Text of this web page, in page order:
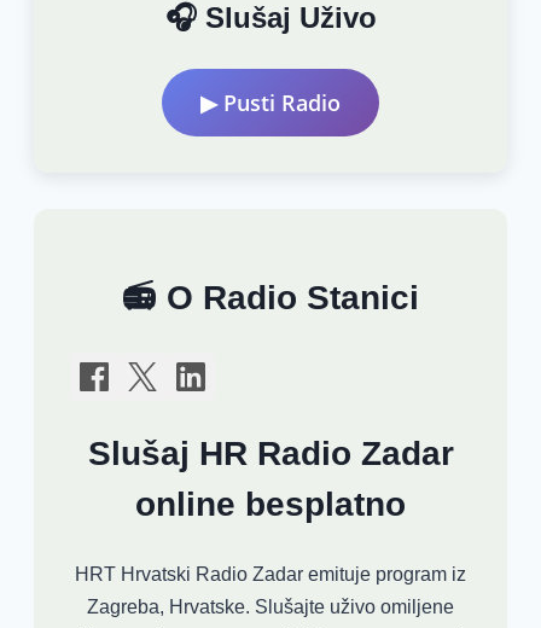
🎧 Slušaj Uživo
▶ Pusti Radio
📻 O Radio Stanici
Slušaj HR Radio Zadar
online besplatno
HRT Hrvatski Radio Zadar emituje program iz
Zagreba, Hrvatske. Slušajte uživo omiljene